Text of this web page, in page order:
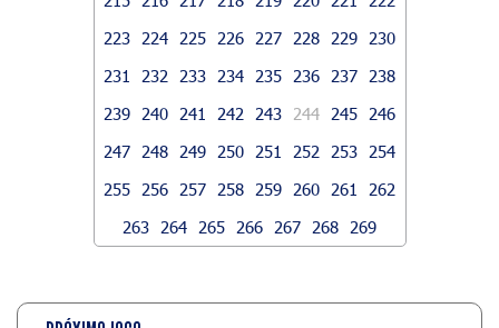
223
224 225 226 227 228 229
230
231
232 233 234 235 236 237
238
239
240 241 242 243 244 245
246
247
248 249 250 251 252 253
254
255
256 257 258 259 260 261
262
263
264 265 266 267 268 269